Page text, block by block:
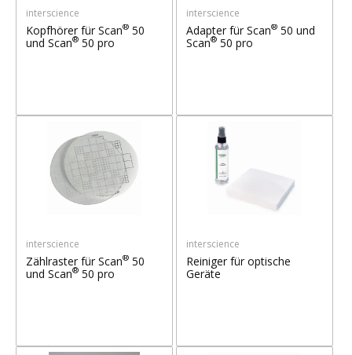
interscience
Kopfhörer für Scan®50
und Scan®50 pro
interscience
Adapter für Scan®50 und
Scan®50 pro
interscience
Zählraster für Scan®50
und Scan®50 pro
interscience
Reiniger für optische
Geräte